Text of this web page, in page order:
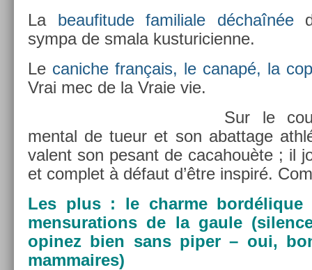
La be­aufitude familiale déchaînée
sympa de smala kus­turicien­ne.
Le canic­he français, le canapé, la
Vrai mec de la Vraie vie.
Sur le
ment­al de tueur et son ab­at­tage
valent son pesant de cacahouè­te ; il
et com­plet à défaut d’être in­spiré.
Les plus : le char­me bordélique
men­sura­tions de la gaule
op­inez bien sans piper – oui,
mam­maires)